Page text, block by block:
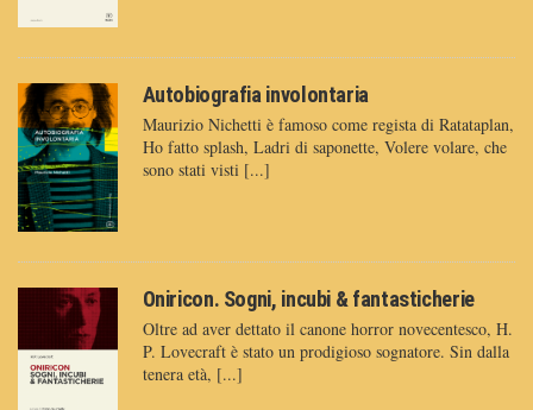
Autobiografia involontaria
Maurizio Nichetti è famoso come regista di Ratataplan,
Ho fatto splash, Ladri di saponette, Volere volare, che
sono stati visti [...]
Oniricon. Sogni, incubi & fantasticherie
Oltre ad aver dettato il canone horror novecentesco, H.
P. Lovecraft è stato un prodigioso sognatore. Sin dalla
tenera età, [...]